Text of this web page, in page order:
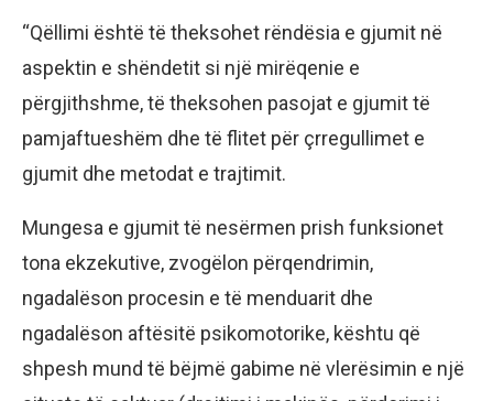
“Qëllimi është të theksohet rëndësia e gjumit në
aspektin e shëndetit si një mirëqenie e
përgjithshme, të theksohen pasojat e gjumit të
pamjaftueshëm dhe të flitet për çrregullimet e
gjumit dhe metodat e trajtimit.
Mungesa e gjumit të nesërmen prish funksionet
tona ekzekutive, zvogëlon përqendrimin,
ngadalëson procesin e të menduarit dhe
ngadalëson aftësitë psikomotorike, kështu që
shpesh mund të bëjmë gabime në vlerësimin e një